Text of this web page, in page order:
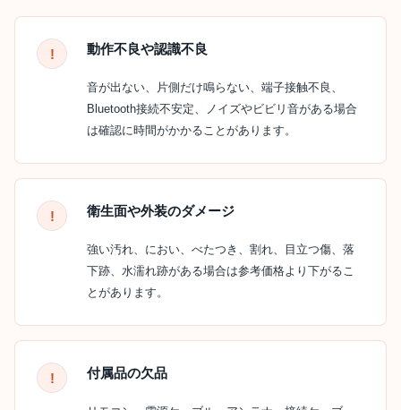
動作不良や認識不良
音が出ない、片側だけ鳴らない、端子接触不良、
Bluetooth接続不安定、ノイズやビビリ音がある場合
は確認に時間がかかることがあります。
衛生面や外装のダメージ
強い汚れ、におい、べたつき、割れ、目立つ傷、落
下跡、水濡れ跡がある場合は参考価格より下がるこ
とがあります。
付属品の欠品